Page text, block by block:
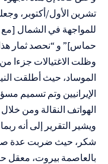
تشرين الأول/أكتوبر،
للمواجهة في الشمال
حماس]” و “نحصد ثمار هذا
وظلت الاغتيالات جزءا من
الموساد، حيث أطلقت
الإيرانيين وتم تسميم
الهواتف النقالة ومن
ويشير التقرير إلى أنه
شكر، حيث ضربت عدة